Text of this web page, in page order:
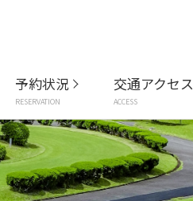
予約状況
RESERVATION
交通アクセス
ACCESS